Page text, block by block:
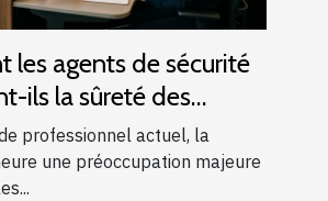
les agents de sécurité
ils la sûreté des
?
professionnel actuel, la
une préoccupation majeure